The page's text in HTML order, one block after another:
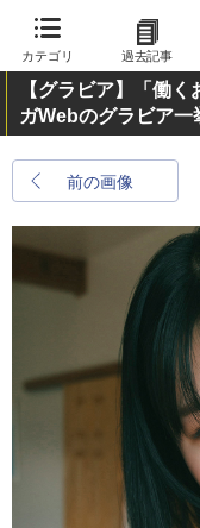
カテゴリ 過去記事
【グラビア】「働
ガWebのグラビア一
前の画像